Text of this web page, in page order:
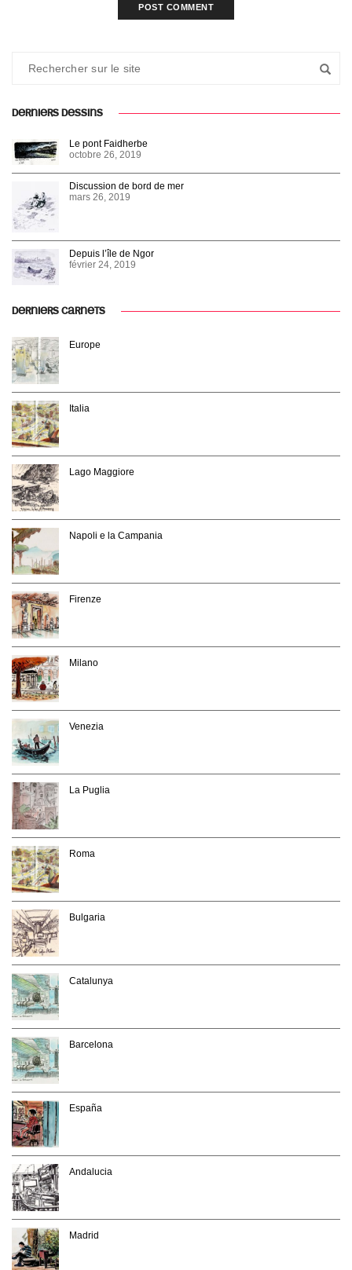
DERNIERS DESSINS
Le pont Faidherbe
octobre 26, 2019
Discussion de bord de mer
mars 26, 2019
Depuis l’île de Ngor
février 24, 2019
DERNIERS CARNETS
Europe
Italia
Lago Maggiore
Napoli e la Campania
Firenze
Milano
Venezia
La Puglia
Roma
Bulgaria
Catalunya
Barcelona
España
Andalucia
Madrid